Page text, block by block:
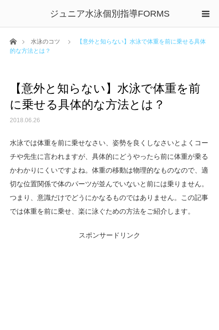
ジュニア水泳個別指導FORMS
ホーム水泳のコツ
【意外と知らない】水泳で体重を前に乗せる具体
的な方法とは？
【意外と知らない】水泳で体重を前
に乗せる具体的な方法とは？
2018.06.26
水泳では体重を前に乗せなさい、姿勢を良くしなさいとよくコー
チや先生に言われますが、具体的にどうやったら前に体重が乗る
かわかりにくいですよね。体重の移動は物理的なものなので、適
切な位置関係で体のパーツが並んでいないと前には乗りません。
つまり、意識だけでどうにかなるものではありません。
この記事
では体重を前に乗せ、楽に泳ぐための方法をご紹介します。
スポンサードリンク